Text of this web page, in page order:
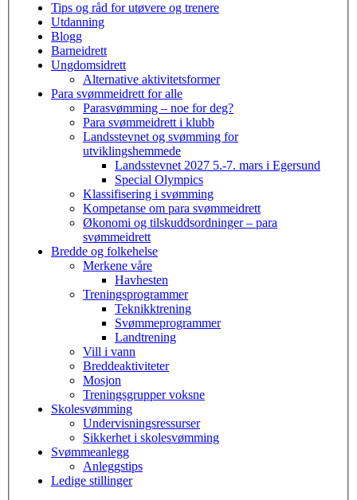
Tips og råd for utøvere og trenere
Utdanning
Blogg
Barneidrett
Ungdomsidrett
Alternative aktivitetsformer
Para svømmeidrett for alle
Parasvømming – noe for deg?
Para svømmeidrett i klubb
Landsstevnet og svømming for
utviklingshemmede
Landsstevnet 2027 5.-7. mars i Egersund
Special Olympics
Klassifisering i svømming
Kompetanse om para svømmeidrett
Økonomi og tilskuddsordninger – para
svømmeidrett
Bredde og folkehelse
Merkene våre
Havhesten
Treningsprogrammer
Teknikktrening
Svømmeprogrammer
Landtrening
Vill i vann
Breddeaktiviteter
Mosjon
Treningsgrupper voksne
Skolesvømming
Undervisningsressurser
Sikkerhet i skolesvømming
Svømmeanlegg
Anleggstips
Ledige stillinger